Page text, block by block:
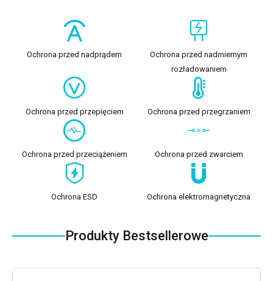
Ochrona przed nadprądem
Ochrona przed nadmiernym
rozładowaniem
Ochrona przed przepięciem Ochrona przed przegrzaniem
Ochrona przed przeciążeniem Ochrona przed zwarciem
Ochrona ESD Ochrona elektromagnetyczna
Produkty Bestsellerowe